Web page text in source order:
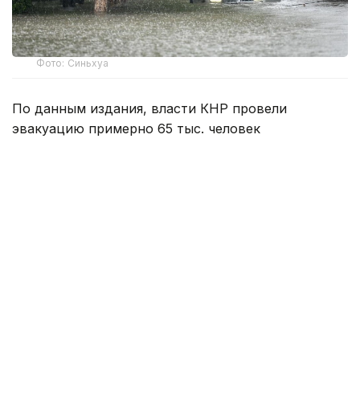
Фото: Синьхуа
По данным издания, власти КНР провели
эвакуацию примерно 65 тыс. человек